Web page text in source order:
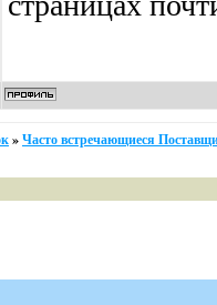
»Часто встречающиеся